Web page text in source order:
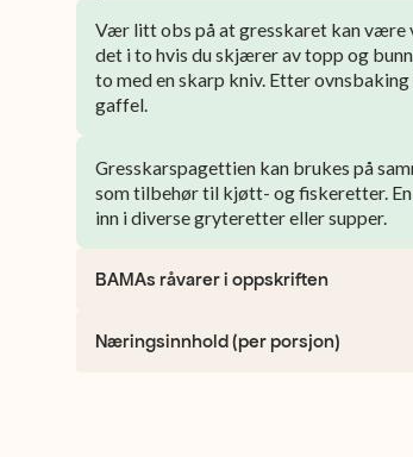
Vær litt obs på at gresskaret kan være
det i to hvis du skjærer av topp og
to med en skarp kniv. Etter
gaffel.
Gresskarspagettien kan brukes på
som tilbehør til kjøtt- og fiskeretter.
inn i diverse gryteretter eller supper.
BAMAs råvarer i oppskriften
Næringsinnhold (per porsjon)